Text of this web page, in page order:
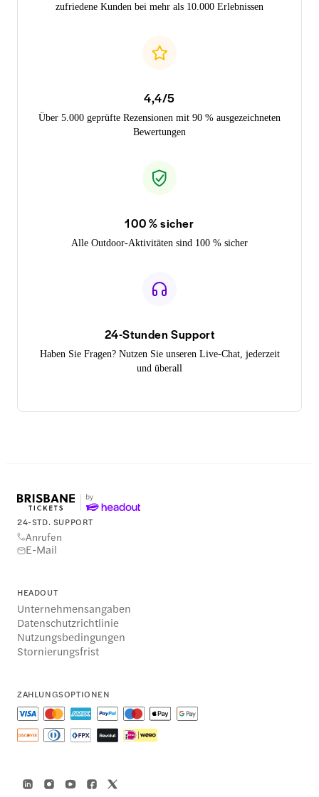
zufriedene Kunden bei mehr als 10.000 Erlebnissen
4,4/5
Über 5.000 geprüfte Rezensionen mit 90 % ausgezeichneten
Bewertungen
100 % sicher
Alle Outdoor-Aktivitäten sind 100 % sicher
24-Stunden Support
Haben Sie Fragen? Nutzen Sie unseren Live-Chat, jederzeit
und überall
24-STD. SUPPORT
Anrufen
E-Mail
HEADOUT
Unternehmensangaben
Datenschutzrichtlinie
Nutzungsbedingungen
Stornierungsfrist
ZAHLUNGSOPTIONEN